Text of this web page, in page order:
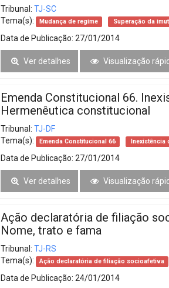
Tribunal: TJ-SC
Tema(s):
Mudança de regime Superação da
Data de Publicação: 27/01/2014
Ver detalhes Visualização
Emenda Constitucional 66.
Hermenêutica constitucional
Tribunal: TJ-DF
Tema(s):
Emenda Constitucional 66 Inexistência
Data de Publicação: 27/01/2014
Ver detalhes Visualização
Ação declaratória de filiação
Nome, trato e fama
Tribunal: TJ-RS
Tema(s):
Ação declaratória de filiação socioafetiva
Data de Publicação: 24/01/2014